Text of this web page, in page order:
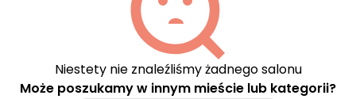
Niestety nie znaleźliśmy żadnego salonu
Może poszukamy w innym mieście lub kategorii?